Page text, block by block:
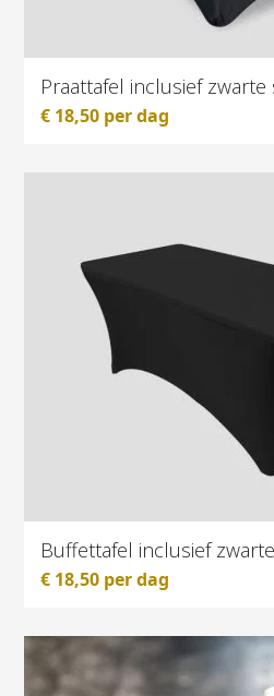
Praattafel inclusief
€ 18,50 per dag
Buffettafel inclusief
€ 18,50 per dag